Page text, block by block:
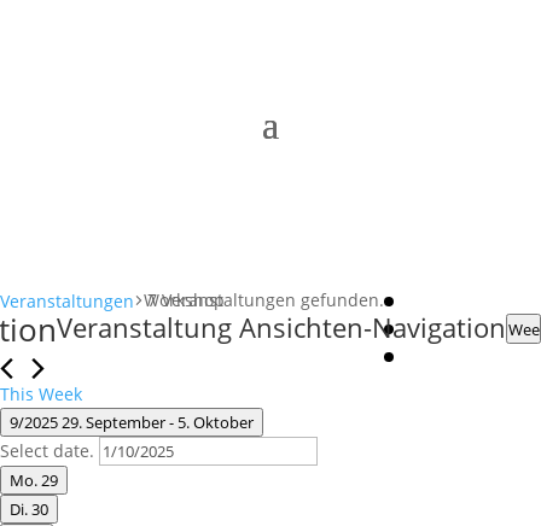
7 Veranstaltungen gefunden.
Veranstaltungen Workshop
Veranstaltung Ansichten-Navigation
This Week
9/202529. September - 5. Oktober
Select date.
Mo.29
Di.30